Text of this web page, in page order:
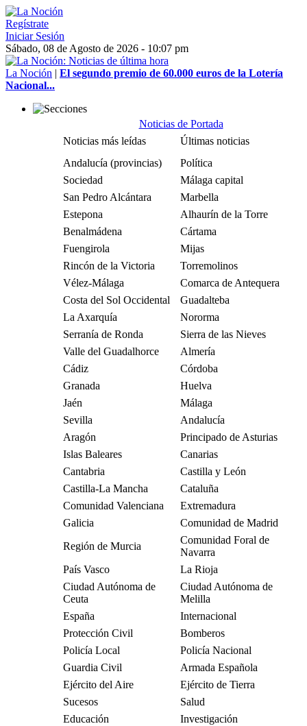
Regístrate
Iniciar Sesión
Sábado, 08 de Agosto de 2026 - 10:07 pm
La Noción | El segundo premio de 60.000 euros de la Lotería
Nacional...
Noticias de Portada
Noticias más leídas
Últimas noticias
Andalucía (provincias)
Política
Sociedad
Málaga capital
San Pedro Alcántara
Marbella
Estepona
Alhaurín de la Torre
Benalmádena
Cártama
Fuengirola
Mijas
Rincón de la Victoria
Torremolinos
Vélez-Málaga
Comarca de Antequera
Costa del Sol Occidental
Guadalteba
La Axarquía
Nororma
Serranía de Ronda
Sierra de las Nieves
Valle del Guadalhorce
Almería
Cádiz
Córdoba
Granada
Huelva
Jaén
Málaga
Sevilla
Andalucía
Aragón
Principado de Asturias
Islas Baleares
Canarias
Cantabria
Castilla y León
Castilla-La Mancha
Cataluña
Comunidad Valenciana
Extremadura
Galicia
Comunidad de Madrid
Región de Murcia
Comunidad Foral de
Navarra
País Vasco
La Rioja
Ciudad Autónoma de
Ceuta
Ciudad Autónoma de
Melilla
España
Internacional
Protección Civil
Bomberos
Policía Local
Policía Nacional
Guardia Civil
Armada Española
Ejército del Aire
Ejército de Tierra
Sucesos
Salud
Educación
Investigación